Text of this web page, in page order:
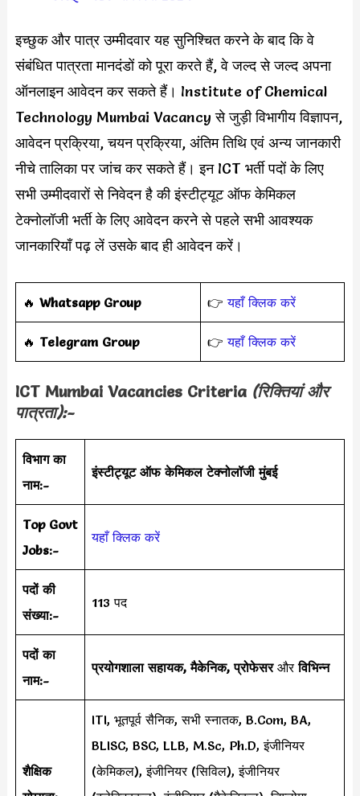
इच्छुक और पात्र उम्मीदवार यह सुनिश्चित करने के बाद कि वे
संबंधित पात्रता मानदंडों को पूरा करते हैं, वे जल्द से जल्द अपना
ऑनलाइन आवेदन कर सकते हैं। Institute of Chemical
Technology Mumbai Vacancy से जुड़ी विभागीय विज्ञापन,
आवेदन प्रक्रिया, चयन प्रक्रिया, अंतिम तिथि एवं अन्य जानकारी
नीचे तालिका पर जांच कर सकते हैं। इन ICT भर्ती पदों के लिए
सभी उम्मीदवारों से निवेदन है की इंस्टीट्यूट ऑफ केमिकल
टेक्नोलॉजी भर्ती के लिए आवेदन करने से पहले सभी आवश्यक
जानकारियाँ पढ़ लें उसके बाद ही आवेदन करें।
‎️‍🔥 Whatsapp Group 👉यहाँ क्लिक करें
‎️‍🔥 Telegram Group 👉यहाँ क्लिक करें
ICT Mumbai Vacancies Criteria (रिक्तियां और
पात्रता):-
विभाग का
नाम:-
इंस्टीट्यूट ऑफ केमिकल टेक्नोलॉजी मुंबई
Top Govt
Jobs:-
यहाँ क्लिक करें
पदों की
संख्या:-
113 पद
पदों का
नाम:-
प्रयोगशाला सहायक, मैकेनिक, प्रोफेसर औरविभिन्न
शैक्षिक
ITI, भूतपूर्व सैनिक, सभी स्नातक, B.Com, BA,
BLISC, BSC, LLB, M.Sc, Ph.D, इंजीनियर
(केमिकल), इंजीनियर (सिविल), इंजीनियर